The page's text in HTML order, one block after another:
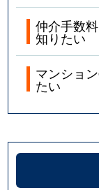
仲介手数
知りたい
マンショ
たい